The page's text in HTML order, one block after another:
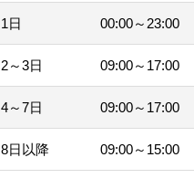
1日 00:00～23:00
2～3日 09:00～17:00
4～7日 09:00～17:00
8日以降 09:00～15:00